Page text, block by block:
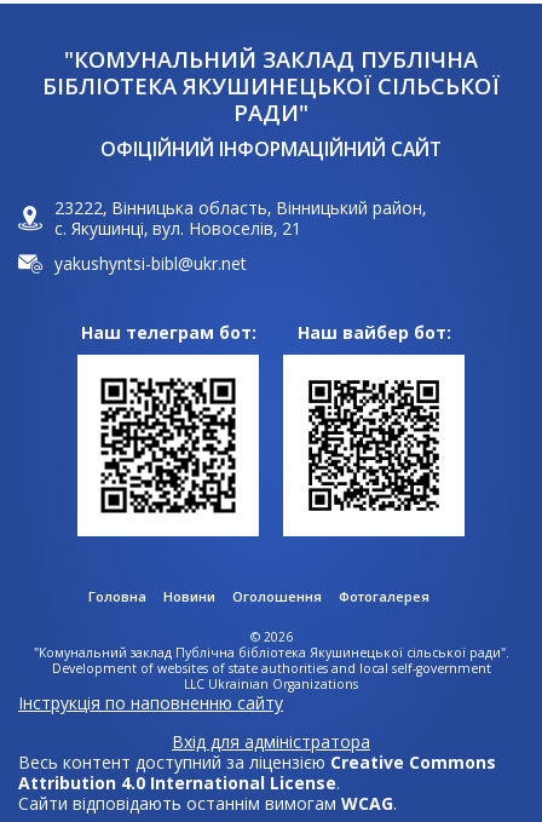
"КОМУНАЛЬНИЙ ЗАКЛАД ПУБЛІЧНА
БІБЛІОТЕКА ЯКУШИНЕЦЬКОЇ СІЛЬСЬКОЇ
РАДИ"
ОФІЦІЙНИЙ ІНФОРМАЦІЙНИЙ САЙТ
23222, Вінницька область, Вінницький район,
с. Якушинці, вул. Новоселів, 21
yakushyntsi-bibl@ukr.net
Наш телеграм бот: Наш вайбер бот:
Головна Новини Оголошення Фотогалерея
© 2026
"Комунальний заклад Публічна бібліотека Якушинецької сільської ради".
Development of websites of state authorities and local self-government
LLC Ukrainian Organizations
Інструкція по наповненню сайту
Вхід для адміністратора
Весь контент доступний за ліцензією Creative Commons
Attribution 4.0 International License.
Сайти відповідають останнім вимогам WCAG.